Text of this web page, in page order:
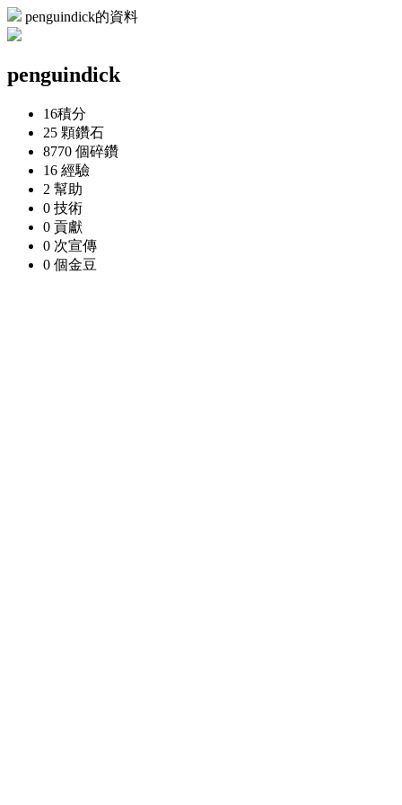
penguindick的資料
penguindick
16積分
25 顆鑽石
8770 個碎鑽
16 經驗
2 幫助
0 技術
0 貢獻
0 次宣傳
0 個金豆